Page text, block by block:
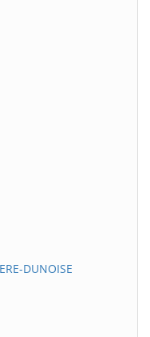
DUNOISE